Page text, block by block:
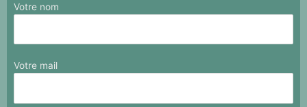
Votre nom
Votre mail